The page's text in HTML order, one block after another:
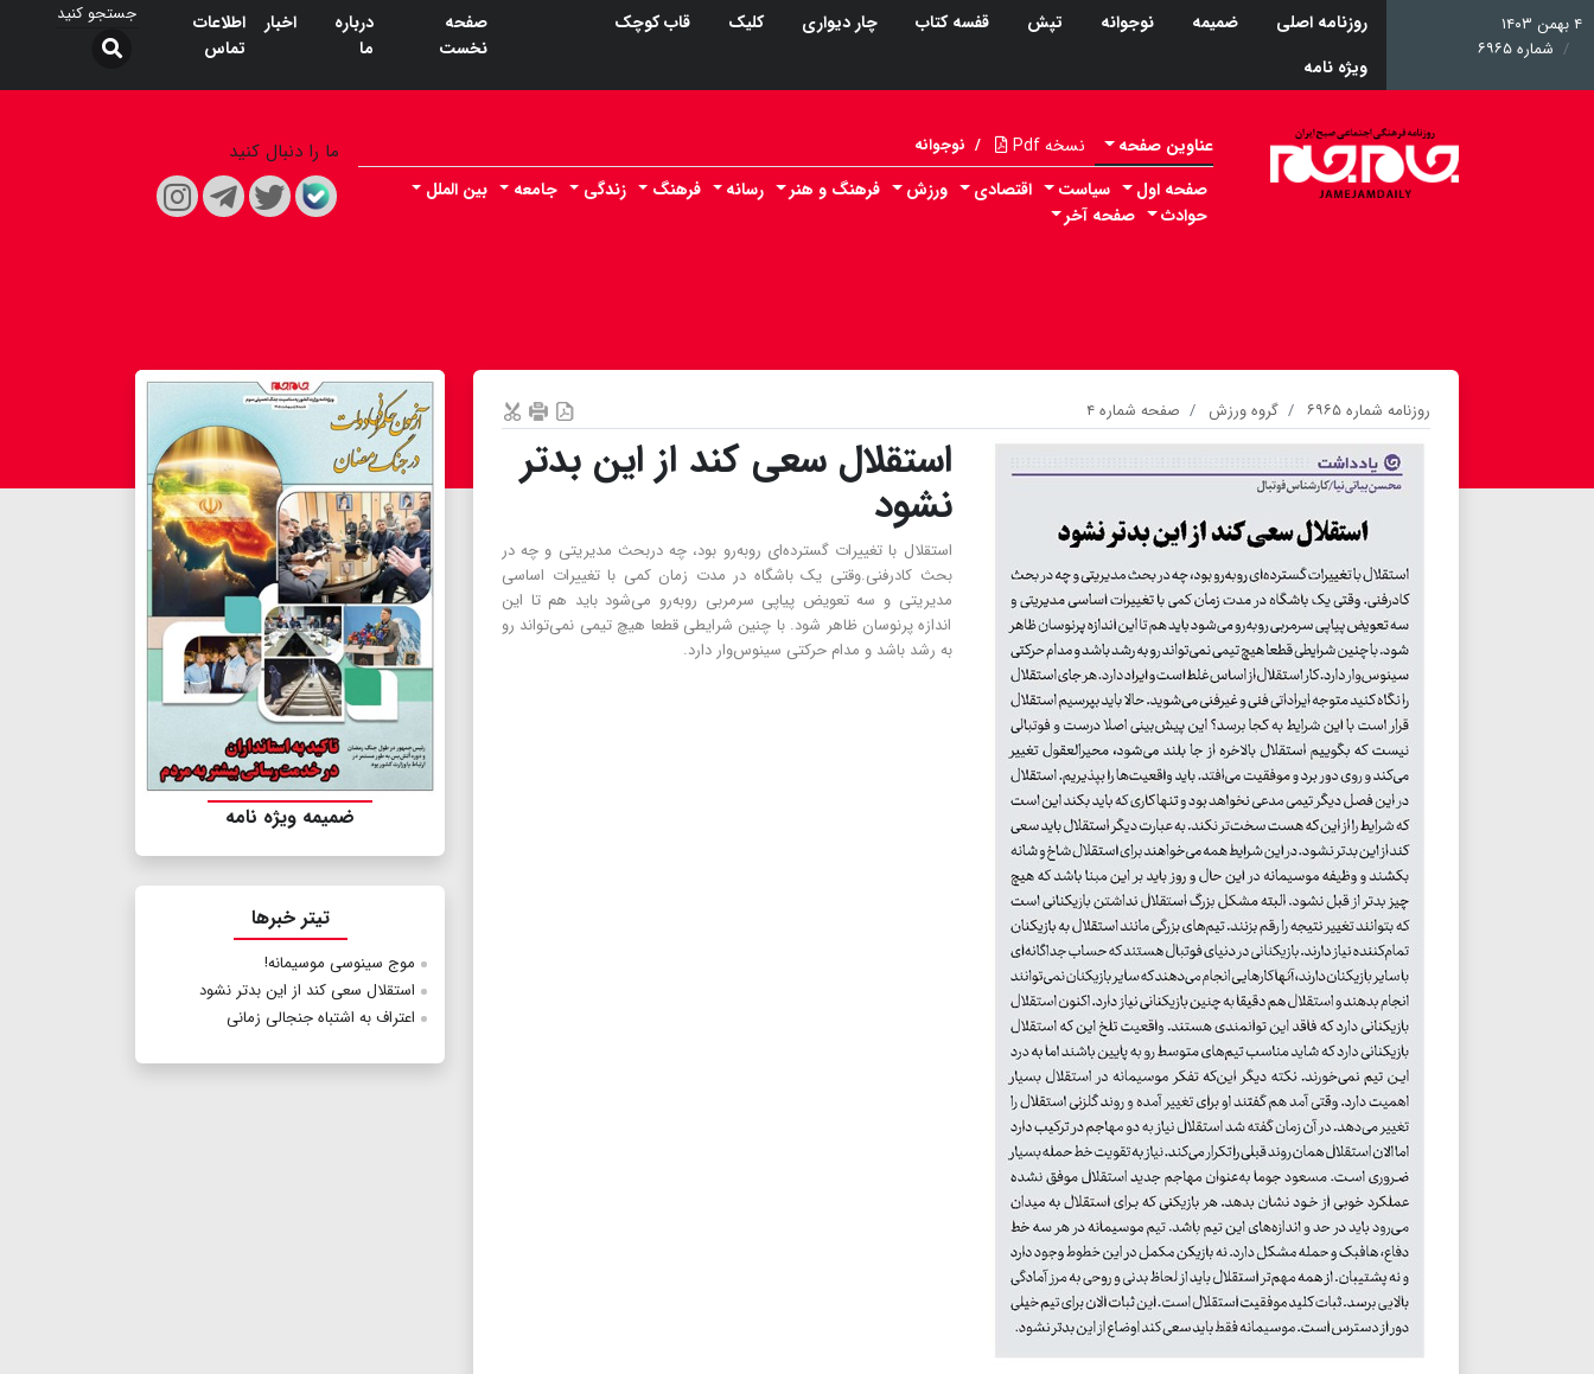
۴ بهمن ۱۴۰۳
شماره ۶۹۶۵
روزنامه اصلی ضمیمه نوجوانه تپش قفسه کتاب چار دیواری کلیک
قاب کوچک
ویژه نامه
صفحه
نخست
درباره
ما
اخبار
اطلاعات
تماس
عناوین صفحه نسخه Pdf / نوجوانه
صفحه اول سیاست اقتصادی ورزش فرهنگ و هنر رسانه فرهنگ زندگی جامعه
بین الملل
حوادث
صفحه آخر
ما را دنبال کنید
روزنامه شماره ۶۹۶۵ گروه ورزش صفحه شماره ۴
استقلال سعی کند از این بدتر
نشود
استقلال با تغییرات گسترده‌ای روبه‌رو بود، چه دربحث مدیریتی و چه در
بحث کادرفنی.وقتی یک باشگاه در مدت زمان کمی با تغییرات اساسی
مدیریتی و سه تعویض پیاپی سرمربی روبه‌رو می‌شود باید هم تا این
اندازه پرنوسان ظاهر شود. با چنین شرایطی قطعا هیچ تیمی نمی‌تواند رو
به رشد باشد و مدام حرکتی سینوس‌وار دارد.
ضمیمه ویژه نامه
تیتر خبرها
موج سینوسی موسیمانه!
استقلال سعی کند از این بدتر نشود
اعتراف به اشتباه جنجالی زمانی